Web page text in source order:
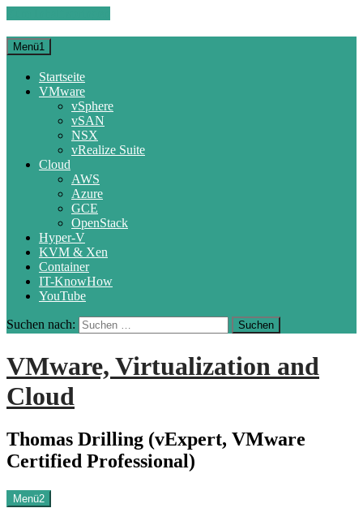
Menü1
Startseite
VMware
vSphere
vSAN
NSX
vRealize Suite
Cloud
AWS
Azure
GCE
OpenStack
Hyper-V
KVM & Xen
Container
IT-KnowHow
YouTube
Suchen nach:
VMware, Virtualization and
Cloud
Thomas Drilling (vExpert, VMware
Certified Professional)
Menü2